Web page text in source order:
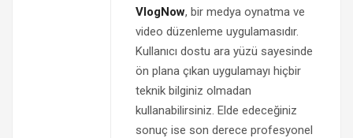
VlogNow, bir medya oynatma ve
video düzenleme uygulamasıdır.
Kullanıcı dostu ara yüzü sayesinde
ön plana çıkan uygulamayı hiçbir
teknik bilginiz olmadan
kullanabilirsiniz. Elde edeceğiniz
sonuç ise son derece profesyonel